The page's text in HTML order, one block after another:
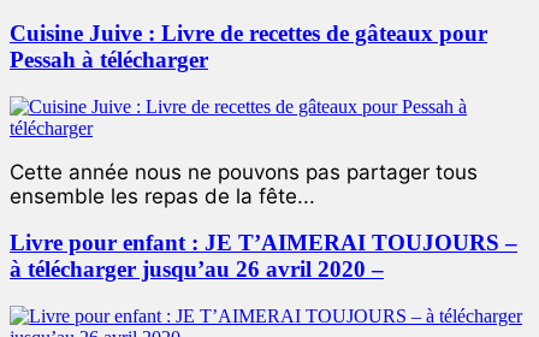
Cuisine Juive : Livre de recettes de gâteaux pour
Pessah à télécharger
Cette année nous ne pouvons pas partager tous
ensemble les repas de la fête...
Livre pour enfant : JE T’AIMERAI TOUJOURS –
à télécharger jusqu’au 26 avril 2020 –